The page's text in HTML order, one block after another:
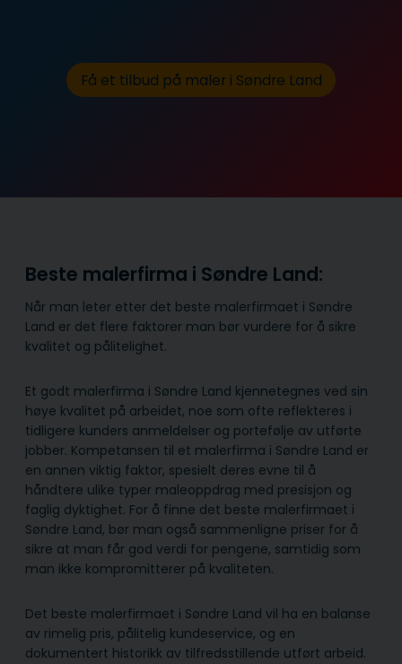
Få et tilbud på maler i Søndre Land
Beste malerfirma i Søndre Land:
Når man leter etter det beste malerfirmaet i Søndre
Land er det flere faktorer man bør vurdere for å sikre
kvalitet og pålitelighet.
Et godt malerfirma i Søndre Land kjennetegnes ved sin
høye kvalitet på arbeidet, noe som ofte reflekteres i
tidligere kunders anmeldelser og portefølje av utførte
jobber. Kompetansen til et malerfirma i Søndre Land er
en annen viktig faktor, spesielt deres evne til å
håndtere ulike typer maleoppdrag med presisjon og
faglig dyktighet. For å finne det beste malerfirmaet i
Søndre Land, bør man også sammenligne priser for å
sikre at man får god verdi for pengene, samtidig som
man ikke kompromitterer på kvaliteten.
Det beste malerfirmaet i Søndre Land vil ha en balanse
av rimelig pris, pålitelig kunde­service, og en
dokumentert historikk av tilfredsstillende utført arbeid.